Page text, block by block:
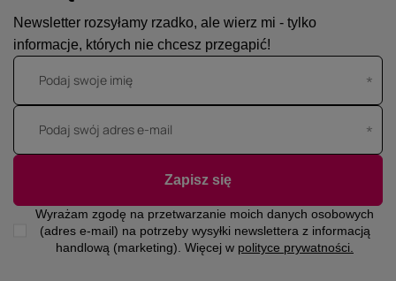
Newsletter rozsyłamy rzadko, ale wierz mi - tylko
informacje, których nie chcesz przegapić!
Podaj swoje imię
Podaj swój adres e-mail
Wyrażam zgodę na przetwarzanie moich danych osobowych
(adres e-mail) na potrzeby wysyłki newslettera z informacją
handlową (marketing). Więcej w polityce prywatności.
Zapisz się